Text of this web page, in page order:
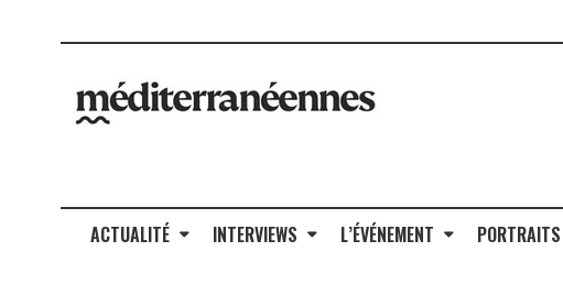
ACTUALITÉ INTERVIEWS L’ÉVÉNEMENT PORTRAITS